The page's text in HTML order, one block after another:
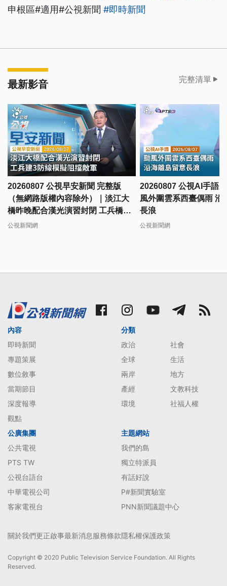
申根區#適用#公視新聞 #即時新聞
最新影音 完整清單
20260807 公視早安新聞 完整版
（無網路版權內容除外）｜淡江大
橋昨晚配合漢光演習封閉 工兵橋上
建3防線模擬阻敵
公視新聞網
20260807 公視AI手語
風外圍雲系西臺偶雨 沿
長浪
公視新聞網
內容
即時新聞
專題策展
數位敘事
當期節目
深度報導
觀點
分類
政治
社會
全球
生活
兩岸
地方
產經
文教科技
環境
社福人權
公廣集團
公共電視
PTS TW
公視台語台
中華電視公司
客家電視台
主題網站
我們的島
獨立特派員
有話好說
P#新聞實驗室
PNN新聞議題中心
關於我們更正啟事最新消息服務條款隱私權保護政策
Copyright © 2020 Public Television Service Foundation. All Rights
Reserved.